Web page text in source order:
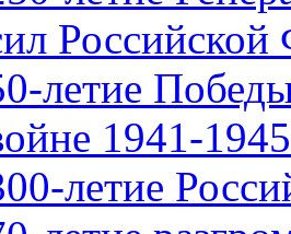
Российской
летие
1941-1945
летие